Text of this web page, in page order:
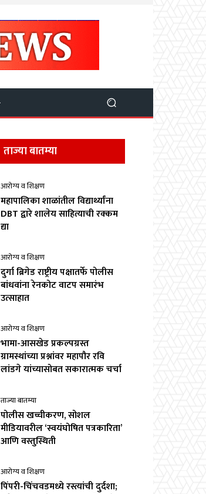
ताज्या बातम्या
आरोग्य व शिक्षण
महापालिका शाळांतील विद्यार्थ्यांना
DBT द्वारे शालेय साहित्याची रक्कम
द्या
आरोग्य व शिक्षण
दुर्गा ब्रिगेड राष्ट्रीय पक्षातर्फे पोलीस
बांधवांना रेनकोट वाटप समारंभ
उत्साहात
आरोग्य व शिक्षण
भामा-आसखेड प्रकल्पग्रस्त
ग्रामस्थांच्या प्रश्नांवर महापौर रवि
लांडगे यांच्यासोबत सकारात्मक चर्चा
ताज्या बातम्या
पोलीस खच्चीकरण, सोशल
मीडियावरील ‘स्वयंघोषित पत्रकारिता’
आणि वस्तुस्थिती
आरोग्य व शिक्षण
पिंपरी-चिंचवडमध्ये रस्त्यांची दुर्दशा;